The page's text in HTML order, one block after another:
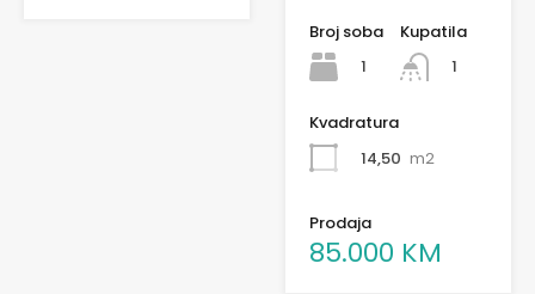
Broj soba
1
Kupatila
1
Kvadratura
14,50 m2
Prodaja
85.000 KM